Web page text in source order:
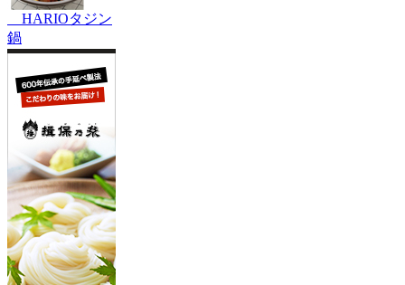
HARIOタジン
鍋